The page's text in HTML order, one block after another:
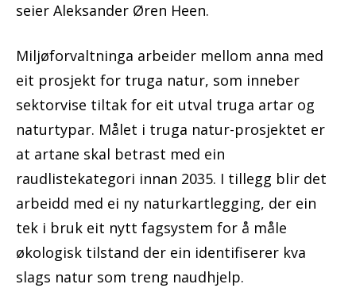
seier Aleksander Øren Heen.
Miljøforvaltninga arbeider mellom anna med
eit prosjekt for truga natur, som inneber
sektorvise tiltak for eit utval truga artar og
naturtypar. Målet i truga natur-prosjektet er
at artane skal betrast med ein
raudlistekategori innan 2035. I tillegg blir det
arbeidd med ei ny naturkartlegging, der ein
tek i bruk eit nytt fagsystem for å måle
økologisk tilstand der ein identifiserer kva
slags natur som treng naudhjelp.